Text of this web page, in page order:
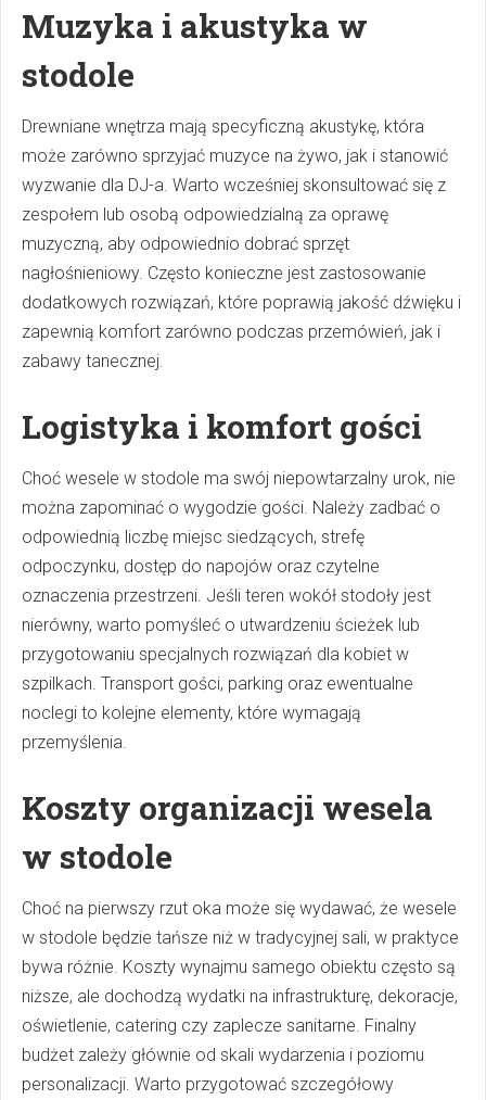
Muzyka i akustyka w
stodole
Drewniane wnętrza mają specyficzną akustykę, która
może zarówno sprzyjać muzyce na żywo, jak i stanowić
wyzwanie dla DJ-a. Warto wcześniej skonsultować się z
zespołem lub osobą odpowiedzialną za oprawę
muzyczną, aby odpowiednio dobrać sprzęt
nagłośnieniowy. Często konieczne jest zastosowanie
dodatkowych rozwiązań, które poprawią jakość dźwięku i
zapewnią komfort zarówno podczas przemówień, jak i
zabawy tanecznej.
Logistyka i komfort gości
Choć wesele w stodole ma swój niepowtarzalny urok, nie
można zapominać o wygodzie gości. Należy zadbać o
odpowiednią liczbę miejsc siedzących, strefę
odpoczynku, dostęp do napojów oraz czytelne
oznaczenia przestrzeni. Jeśli teren wokół stodoły jest
nierówny, warto pomyśleć o utwardzeniu ścieżek lub
przygotowaniu specjalnych rozwiązań dla kobiet w
szpilkach. Transport gości, parking oraz ewentualne
noclegi to kolejne elementy, które wymagają
przemyślenia.
Koszty organizacji wesela
w stodole
Choć na pierwszy rzut oka może się wydawać, że wesele
w stodole będzie tańsze niż w tradycyjnej sali, w praktyce
bywa różnie. Koszty wynajmu samego obiektu często są
niższe, ale dochodzą wydatki na infrastrukturę, dekoracje,
oświetlenie, catering czy zaplecze sanitarne. Finalny
budżet zależy głównie od skali wydarzenia i poziomu
personalizacji. Warto przygotować szczegółowy